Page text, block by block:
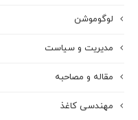
لوگوموشن
مدیریت و سیاست
مقاله و مصاحبه
مهندسی کاغذ